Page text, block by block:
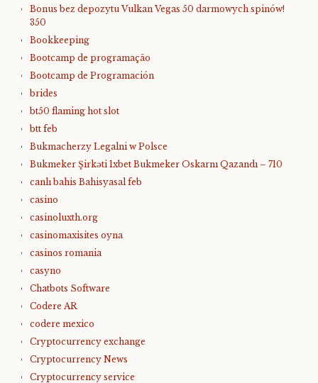
Bonus bez depozytu Vulkan Vegas 50 darmowych spinów!
350
Bookkeeping
Bootcamp de programação
Bootcamp de Programación
brides
bt50 flaming hot slot
btt feb
Bukmacherzy Legalni w Polsce
Bukmeker Şirkəti 1xbet Bukmeker Oskarnı Qazandı – 710
canlı bahis Bahisyasal feb
casino
casinoluxth.org
casinomaxisites oyna
casinos romania
casyno
Chatbots Software
Codere AR
codere mexico
Cryptocurrency exchange
Cryptocurrency News
Cryptocurrency service